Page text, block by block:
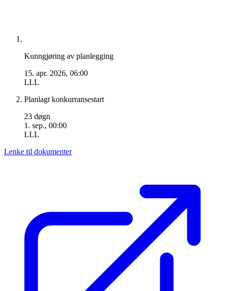
Kunngjøring av planlegging
15. apr. 2026, 06:00
LLL
Planlagt konkurransestart
23 døgn
1. sep., 00:00
LLL
Lenke til dokumenter